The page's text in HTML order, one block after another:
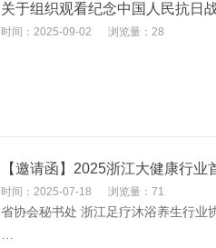
关于组织观看纪念中国人民抗日
时间：2025-09-02 浏览量：28
【邀请函】2025浙江大健康行
时间：2025-07-18 浏览量：71
省协会秘书处 浙江足疗沐浴养生行业